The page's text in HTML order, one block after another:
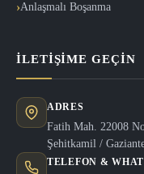
Anlaşmalı Boşanma
İLETIŞIME GEÇIN
ADRES
Fatih Mah. 22008
Şehitkamil /
TELEFON &